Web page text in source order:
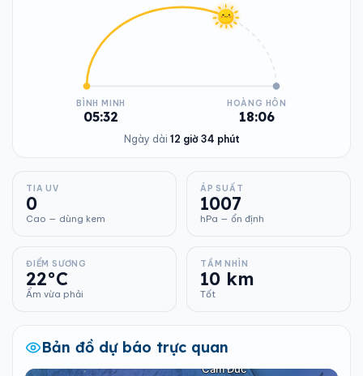
BÌNH MINH
05:32
HOÀNG HÔN
18:06
Ngày dài 12 giờ 34 phút
TIA UV
0
Cao — dùng kem
ÁP SUẤT
1007
hPa — ổn định
ĐIỂM SƯƠNG
22°C
Ẩm vừa phải
TẦM NHÌN
10 km
Tốt
Bản đồ dự báo trực quan